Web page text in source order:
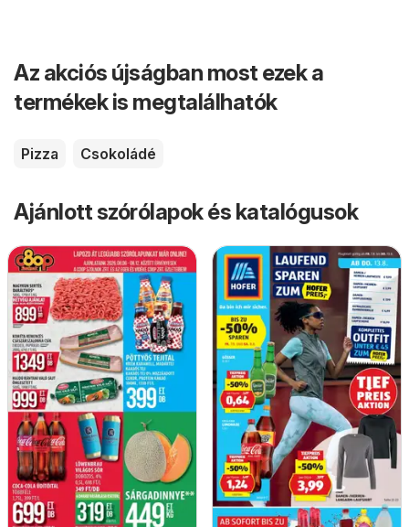
Az akciós újságban most ezek a
termékek is megtalálhatók
Pizza Csokoládé
Ajánlott szórólapok és katalógusok